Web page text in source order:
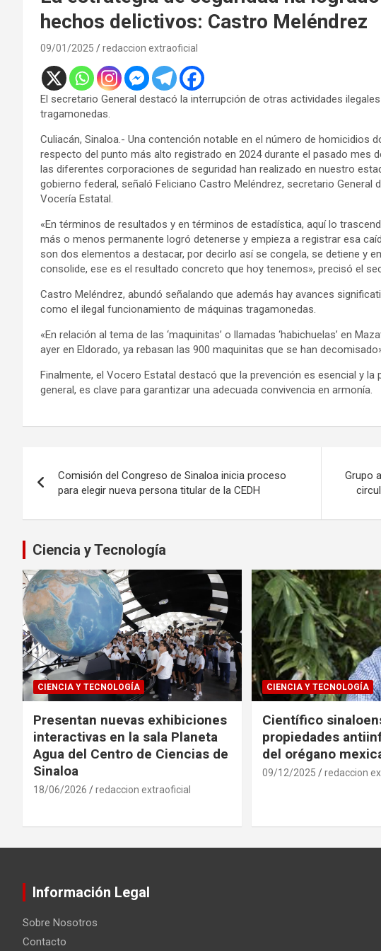
hechos delictivos: Castro Meléndrez
09/01/2025 redaccion extraoficial
El secretario General destacó la interrupción de otras actividades
tragamonedas.
Culiacán, Sinaloa.- Una contención notable en el número de homicidios
respecto del punto más alto registrado en 2024 durante el pasado mes
las diferentes corporaciones de seguridad han realizado en nuestro
gobierno federal, señaló Feliciano Castro Meléndrez, secretario General
Vocería Estatal.
«En términos de resultados y en términos de estadística, aquí lo
más o menos permanente logró detenerse y empieza a registrar esa
son dos elementos a destacar, por decirlo así se congela, se detiene y
consolide, ese es el resultado concreto que hoy tenemos», precisó el
Castro Meléndrez, abundó señalando que además hay avances
como el ilegal funcionamiento de máquinas tragamonedas.
«En relación al tema de las ‘maquinitas’ o llamadas ‘habichuelas’ en
ayer en Eldorado, ya rebasan las 900 maquinitas que se han
Finalmente, el Vocero Estatal destacó que la prevención es esencial y
general, es clave para garantizar una adecuada convivencia en armonía.
de
entradas
Comisión del Congreso de Sinaloa inicia proceso
para elegir nueva persona titular de la CEDH
Grupo
Ciencia y Tecnología
CIENCIA Y TECNOLOGÍA
Presentan nuevas exhibiciones
interactivas en la sala Planeta
Agua del Centro de Ciencias de
Sinaloa
18/06/2026 redaccion extraoficial
CIENCIA Y TECNOLOGÍA
Científico
propiedades
del orégano
09/12/2025 redaccion
Información Legal
Sobre Nosotros
Contacto